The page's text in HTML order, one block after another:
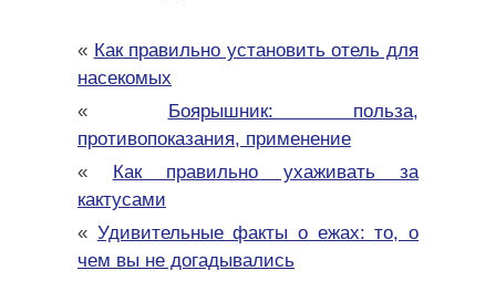
« Как правильно установить отель для
насекомых
« Боярышник: польза,
противопоказания, применение
« Как правильно ухаживать за
кактусами
« Удивительные факты о ежах: то, о
чем вы не догадывались